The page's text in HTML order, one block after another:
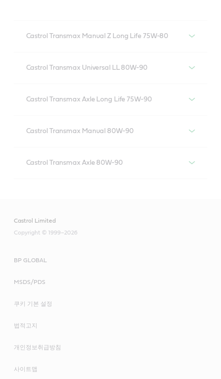
Castrol Transmax Manual Z Long Life 75W-80
80
Castrol Transmax Manual Z Long Life 75W-80은 ZF 교
Castrol Transmax Universal LL 80W-90
Castrol Transmax Axle Long Life 75W-90
Castrol Transmax Manual 80W-90
Castrol Transmax Axle 80W-90
Castrol Transmax Axle 80W-90은 API GL-5 오일이 필
Castrol Limited
Copyright © 1999–2026
BP GLOBAL
MSDS/PDS
쿠키 기본 설정
법적고지
개인정보취급방침
사이트맵